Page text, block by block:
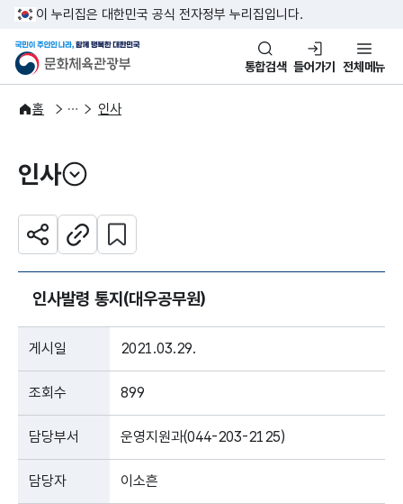
본문 바로가기
주메뉴 바로가기
이 누리집은 대한민국 공식 전자정부 누리집입니다.
문화체육관광부
국민이 주인인 나라, 함께 행복
통합검색 들어가기 전체메뉴
홈
알림·소식
알림 인사
인사
열기
공유하기주소복사
관심 콘텐츠 설정하기
인사발령 통지(대우공무원)
게시일 2021.03.29.
조회수 899
담당부서 운영지원과(044-203-2125)
담당자 이소흔